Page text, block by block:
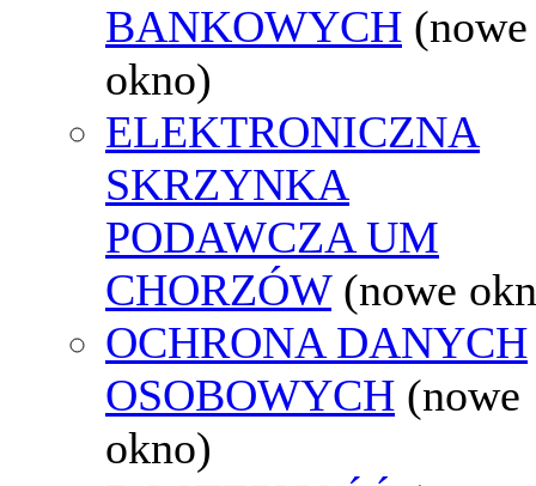
BANKOWYCH (nowe
okno)
ELEKTRONICZNA
SKRZYNKA
PODAWCZA UM
CHORZÓW (nowe
OCHRONA DANYCH
OSOBOWYCH (nowe
okno)